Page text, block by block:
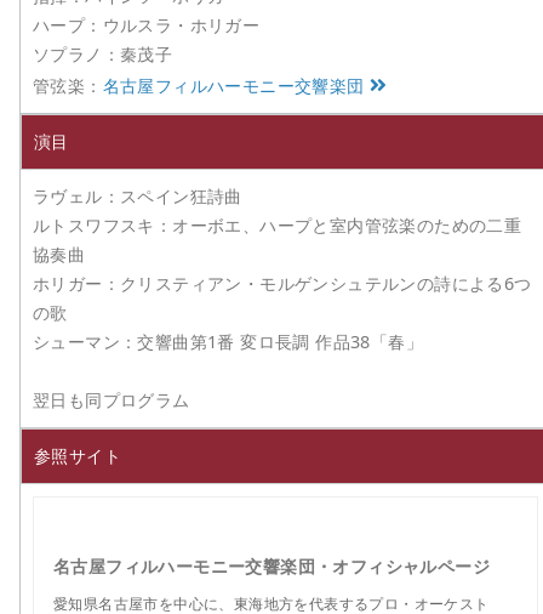
ハープ：ウルスラ・ホリガー
ソプラノ：秦茂子
管弦楽： 名古屋フィルハーモニー交響楽団
演目
ラヴェル：スペイン狂詩曲
ルトスワフスキ：オーボエ、ハープと室内管弦楽のための二重
協奏曲
ホリガー：クリスティアン・モルゲンシュテルンの詩による6つ
の歌
シューマン：交響曲第1番 変ロ長調 作品38「春」
翌日も同プログラム
参照サイト
名古屋フィルハーモニー交響楽団・オフィシャルページ
愛知県名古屋市を中心に、東海地方を代表するプロ・オーケスト